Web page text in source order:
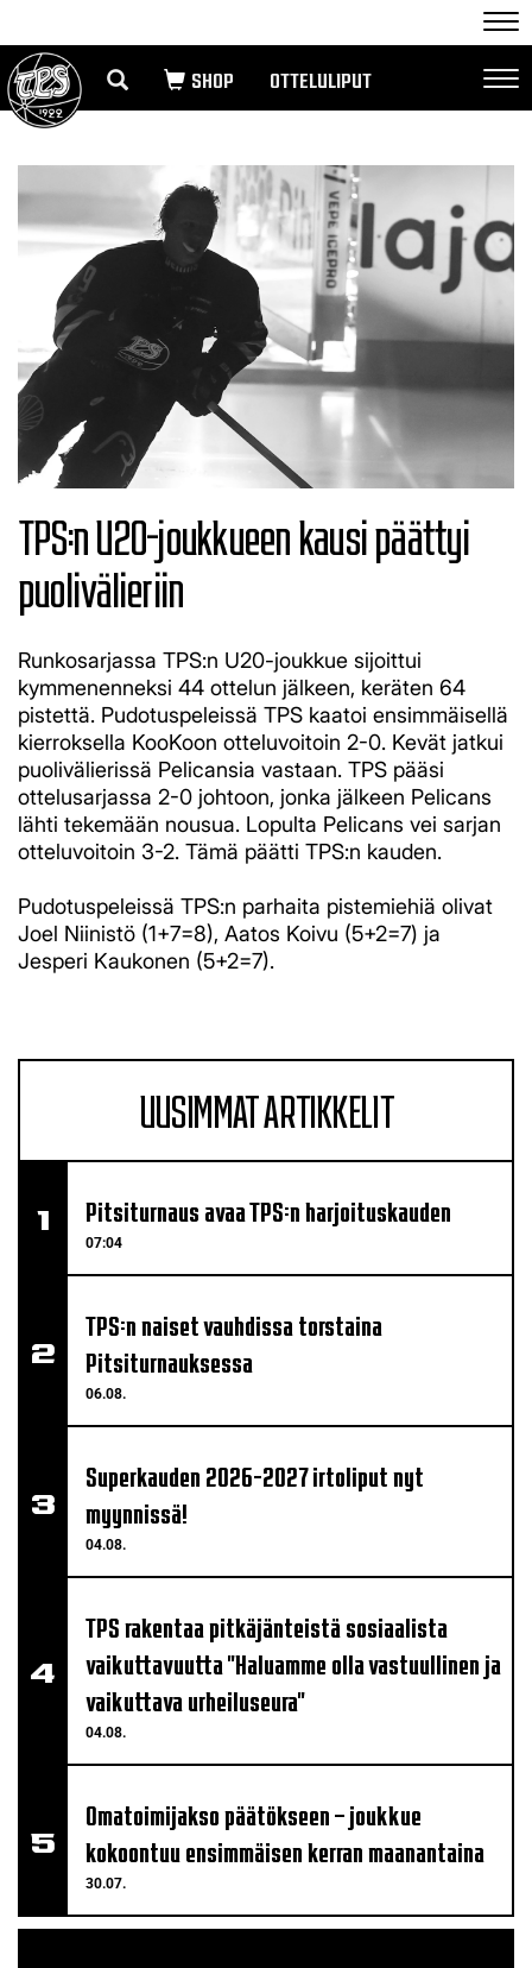
OTTELULIPUT
TPS:n U20-joukkueen kausi päättyi
puolivälieriin
Runkosarjassa TPS:n U20-joukkue sijoittui
kymmenenneksi 44 ottelun jälkeen, keräten 64
pistettä. Pudotuspeleissä TPS kaatoi ensimmäisellä
kierroksella KooKoon otteluvoitoin 2-0. Kevät jatkui
puolivälierissä Pelicansia vastaan. TPS pääsi
ottelusarjassa 2-0 johtoon, jonka jälkeen Pelicans
lähti tekemään nousua. Lopulta Pelicans vei sarjan
otteluvoitoin 3-2. Tämä päätti TPS:n kauden.
​​​​​​​Pudotuspeleissä TPS:n parhaita pistemiehiä olivat
Joel Niinistö (1+7=8), Aatos Koivu (5+2=7) ja
Jesperi Kaukonen (5+2=7).
UUSIMMAT ARTIKKELIT
07:04
Pitsiturnaus avaa TPS:n harjoituskauden
06.08.
TPS:n naiset vauhdissa torstaina
Pitsiturnauksessa
04.08.
Superkauden 2026-2027 irtoliput nyt
myynnissä!
04.08.
TPS rakentaa pitkäjänteistä sosiaalista
vaikuttavuutta "Haluamme olla vastuullinen ja
vaikuttava urheiluseura"
30.07.
Omatoimijakso päätökseen – joukkue
kokoontuu ensimmäisen kerran maanantaina